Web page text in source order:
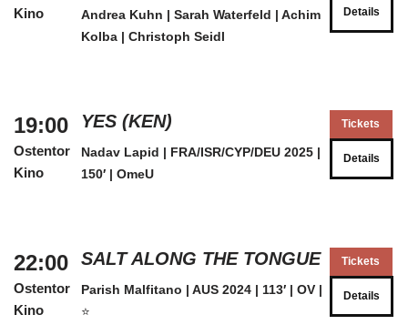
Kino
Andrea Kuhn | Sarah Waterfeld | Achim
Kolba | Christoph Seidl
Details
19:00
Ostentor
Kino
YES (KEN)
Nadav Lapid | FRA/ISR/CYP/DEU 2025 |
150′ | OmeU
Tickets
Details
22:00
Ostentor
Kino
SALT ALONG THE TONGUE
Parish Malfitano | AUS 2024 | 113′ | OV |
⭐️
Tickets
Details